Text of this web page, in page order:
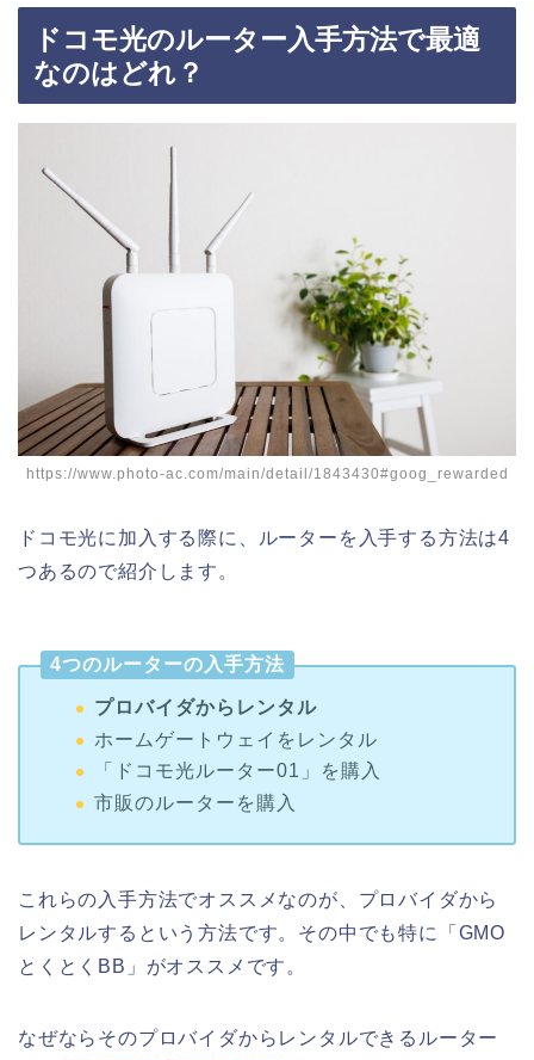
ドコモ光のルーター入手方法で最適
なのはどれ？
https://www.photo-ac.com/main/detail/1843430#goog_rewarded
ドコモ光に加入する際に、ルーターを入手する方法は4
つあるので紹介します。
4つのルーターの入手方法
プロバイダからレンタル
ホームゲートウェイをレンタル
「ドコモ光ルーター01」を購入
市販のルーターを購入
これらの入手方法でオススメなのが、プロバイダから
レンタルするという方法です。その中でも特に「GMO
とくとくBB」がオススメです。
なぜならそのプロバイダからレンタルできるルーター